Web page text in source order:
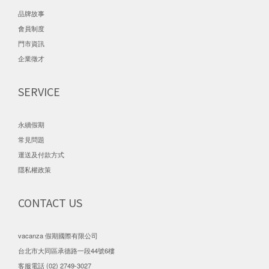
品牌故事
會員制度
門市資訊
企業徵才
SERVICE
永續假期
常見問題
運送及付款方式
隱私權政策
CONTACT US
vacanza 假期國際有限公司
台北市大同區承德路一段44號6樓
客服電話 (02) 2749-3027